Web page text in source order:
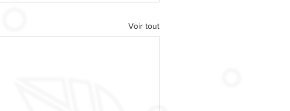
Voir tout